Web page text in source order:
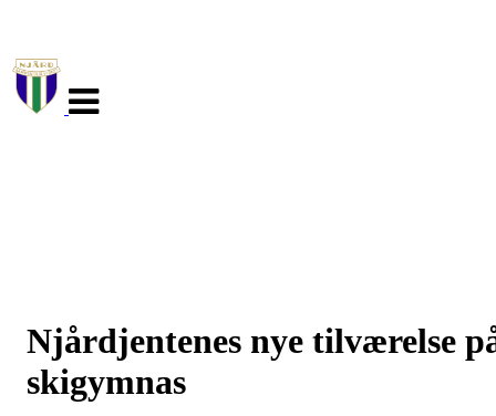
navigasjon
Njårdjentenes nye tilværelse
skigymnas